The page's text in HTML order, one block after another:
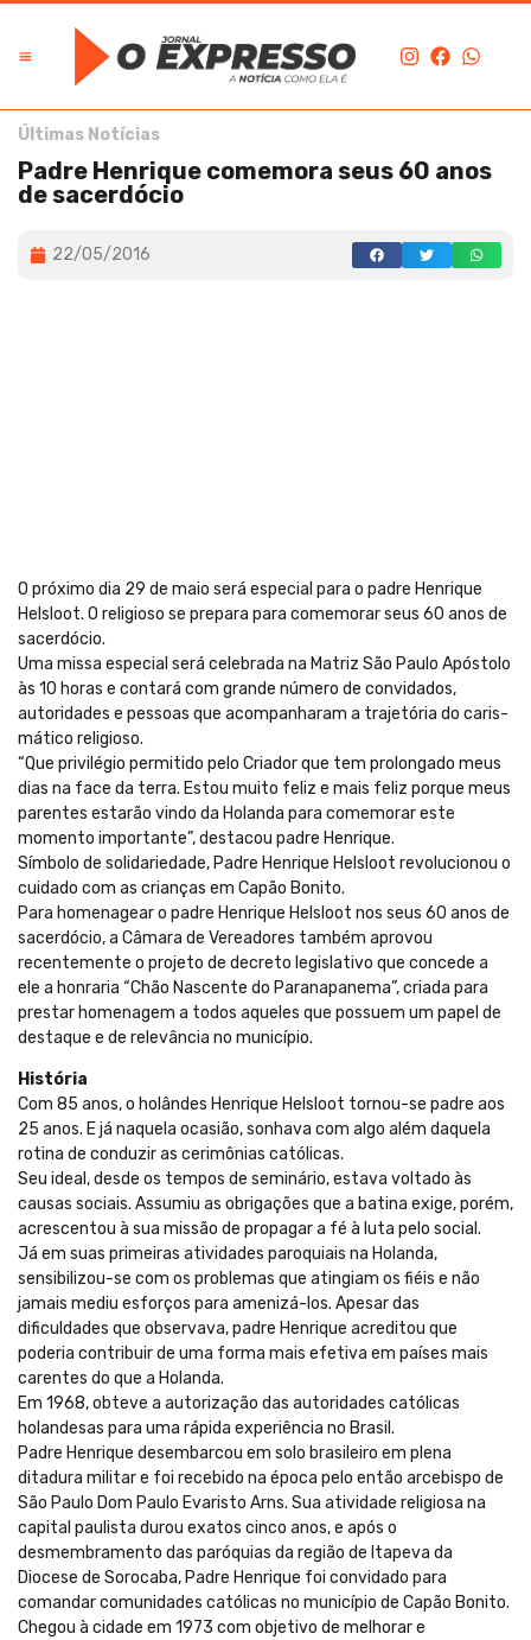
Últimas Notícias
Padre Henrique comemora seus 60 anos
de sacerdócio
22/05/2016
O próximo dia 29 de maio será especial para o padre Henrique
Helsloot. O religioso se prepara para comemorar seus 60 anos de
sacerdócio.
Uma missa especial será celebrada na Matriz São Paulo Apóstolo
às 10 horas e contará com grande número de convidados,
autoridades e pessoas que acompanharam a trajetória do caris-
mático religioso.
“Que privilégio permitido pelo Criador que tem prolongado meus
dias na face da terra. Estou muito feliz e mais feliz porque meus
parentes estarão vindo da Holanda para comemorar este
momento importante”, destacou padre Henrique.
Símbolo de solidariedade, Padre Henrique Helsloot revolucionou o
cuidado com as crianças em Capão Bonito.
Para homenagear o padre Henrique Helsloot nos seus 60 anos de
sacerdócio, a Câmara de Vereadores também aprovou
recentemente o projeto de decreto legislativo que concede a
ele a honraria “Chão Nascente do Paranapanema”, criada para
prestar homenagem a todos aqueles que possuem um papel de
destaque e de relevância no município.
História
Com 85 anos, o holândes Henrique Helsloot tornou-se padre aos
25 anos. E já naquela ocasião, sonhava com algo além daquela
rotina de conduzir as cerimônias católicas.
Seu ideal, desde os tempos de seminário, estava voltado às
causas sociais. Assumiu as obrigações que a batina exige, porém,
acrescentou à sua missão de propagar a fé à luta pelo social.
Já em suas primeiras atividades paroquiais na Holanda,
sensibilizou-se com os problemas que atingiam os fiéis e não
jamais mediu esforços para amenizá-los. Apesar das
dificuldades que observava, padre Henrique acreditou que
poderia contribuir de uma forma mais efetiva em países mais
carentes do que a Holanda.
Em 1968, obteve a autorização das autoridades católicas
holandesas para uma rápida experiência no Brasil.
Padre Henrique desembarcou em solo brasileiro em plena
ditadura militar e foi recebido na época pelo então arcebispo de
São Paulo Dom Paulo Evaristo Arns. Sua atividade religiosa na
capital paulista durou exatos cinco anos, e após o
desmembramento das paróquias da região de Itapeva da
Diocese de Sorocaba, Padre Henrique foi convidado para
comandar comunidades católicas no município de Capão Bonito.
Chegou à cidade em 1973 com objetivo de melhorar e